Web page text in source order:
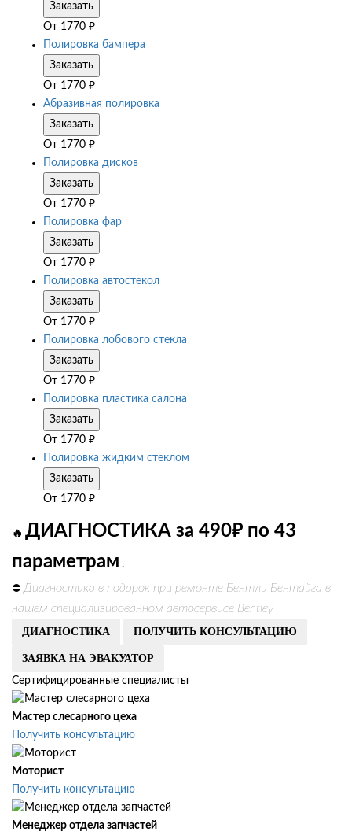
Заказать
От 1770 ₽
Полировка бампера
Заказать
От 1770 ₽
Абразивная полировка
Заказать
От 1770 ₽
Полировка дисков
Заказать
От 1770 ₽
Полировка фар
Заказать
От 1770 ₽
Полировка автостекол
Заказать
От 1770 ₽
Полировка лобового стекла
Заказать
От 1770 ₽
Полировка пластика салона
Заказать
От 1770 ₽
Полировка жидким стеклом
Заказать
От 1770 ₽
🔥 ДИАГНОСТИКА за 490₽ по 43
параметрам .
⛔ Диагностика в подарок при ремонте Бентли Бентайга в
нашем специализированном автосервисе Bentley
ДИАГНОСТИКА ПОЛУЧИТЬ КОНСУЛЬТАЦИЮ
ЗАЯВКА НА ЭВАКУАТОР
Сертифицированные специалисты
Мастер слесарного цеха
Получить консультацию
Моторист
Получить консультацию
Менеджер отдела запчастей